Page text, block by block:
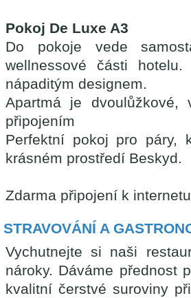
Pokoj De Luxe A3
Do pokoje vede
wellnessové části
nápaditým designem.
Apartmá je dvoulůžkové,
připojením
Perfektní pokoj pro
krásném prostředí Beskyd.
Zdarma připojení k
STRAVOVÁNÍ A
Vychutnejte si naši
nároky. Dáváme přednost
kvalitní čerstvé suroviny